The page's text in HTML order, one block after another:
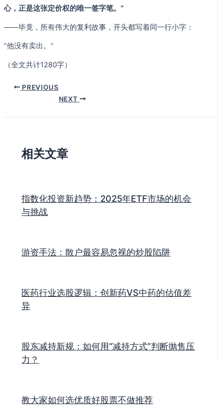
心，正是这张定价权的唯一签字笔。”
——毕竟，所有伟大的复利故事，开头都写着同一行小字：
“他没有卖出。”
（全文共计1280字）
PREVIOUS
NEXT
相关文章
指数化投资新趋势：2025年ETF市场的机会
与挑战
游资手法：散户最容易忽视的炒股陷阱
医药行业选股逻辑：创新药VS中药的估值差
异
股东减持新规：如何用“减持方式”判断抛售压
力？
教大家如何选优质好股票不做推荐